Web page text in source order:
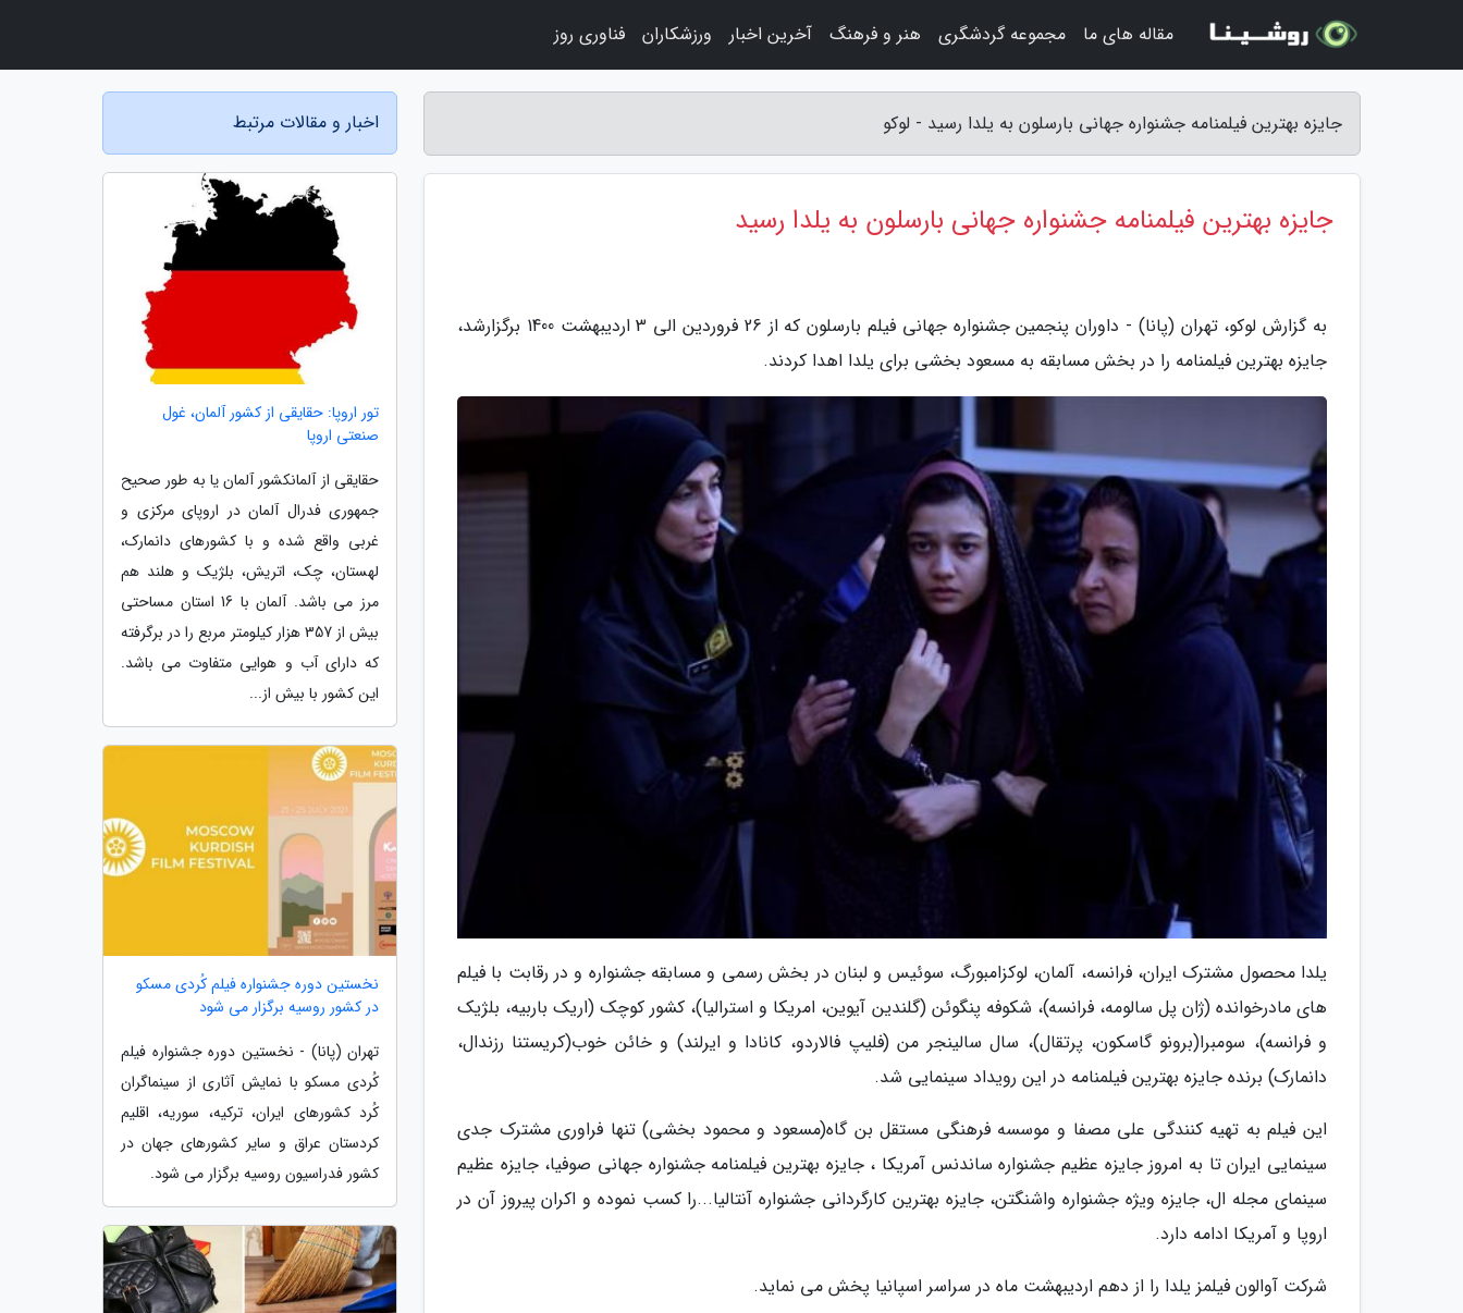
جایزه بهترین فیلمنامه جشنواره جهانی بارسلون به یلدا رسید - لوکو
جایزه بهترین فیلمنامه جشنواره جهانی بارسلون به یلدا رسید
به گزارش لوکو، تهران (پانا) - داوران پنجمین جشنواره جهانی فیلم بارسلون که از 26 فروردین الی 3 اردیبهشت 1400 برگزارشد،
جایزه بهترین فیلمنامه را در بخش مسابقه به مسعود بخشی برای یلدا اهدا کردند.
یلدا محصول مشترک ایران، فرانسه، آلمان، لوکزامبورگ، سوئیس و لبنان در بخش رسمی و مسابقه جشنواره و در رقابت با فیلم
های مادرخوانده (ژان پل سالومه، فرانسه)، شکوفه پنگوئن (گلندین آیوین، امریکا و استرالیا)، کشور کوچک (اریک باربیه، بلژیک
و فرانسه)، سومبرا(برونو گاسکون، پرتقال)، سال سالینجر من (فلیپ فالاردو، کانادا و ایرلند) و خائن خوب(کریستنا رزندال،
دانمارک) برنده جایزه بهترین فیلمنامه در این رویداد سینمایی شد.
این فیلم به تهیه کنندگی علی مصفا و موسسه فرهنگی مستقل بن گاه(مسعود و محمود بخشی) تنها فراوری مشترک جدی
سینمایی ایران تا به امروز جایزه عظیم جشنواره ساندنس آمریکا ، جایزه بهترین فیلمنامه جشنواره جهانی صوفیا، جایزه عظیم
سینمای مجله ال، جایزه ویژه جشنواره واشنگتن، جایزه بهترین کارگردانی جشنواره آنتالیا...را کسب نموده و اکران پیروز آن در
اروپا و آمریکا ادامه دارد.
شرکت آوالون فیلمز یلدا را از دهم اردیبهشت ماه در سراسر اسپانیا پخش می نماید.
اخبار و مقالات مرتبط
تور اروپا: حقایقی از کشور آلمان، غول
صنعتی اروپا
حقایقی از آلمانکشور آلمان یا به طور صحیح
جمهوری فدرال آلمان در اروپای مرکزی و
غربی واقع شده و با کشورهای دانمارک،
لهستان، چک، اتریش، بلژیک و هلند هم
مرز می باشد. آلمان با 16 استان مساحتی
بیش از 357 هزار کیلومتر مربع را در برگرفته
که دارای آب و هوایی متفاوت می باشد.
این کشور با بیش از...
نخستین دوره جشنواره فیلم کُردی مسکو
در کشور روسیه برگزار می شود
تهران (پانا) - نخستین دوره جشنواره فیلم
کُردی مسکو با نمایش آثاری از سینماگران
کُرد کشورهای ایران، ترکیه، سوریه، اقلیم
کردستان عراق و سایر کشورهای جهان در
کشور فدراسیون روسیه برگزار می شود.
مقاله های ما مجموعه گردشگری هنر و فرهنگ آخرین اخبار ورزشکاران فناوری روز